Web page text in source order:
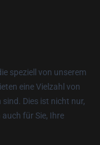
speziell von unserem
eine Vielzahl von
Dies ist nicht nur,
für Sie, Ihre